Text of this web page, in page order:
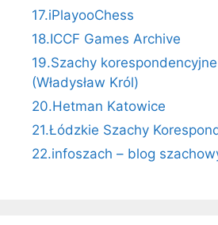
17.iPlayooChess
18.ICCF Games Archive
19.Szachy
(Władysław Król)
20.Hetman Katowice
21.Łódzkie Szachy
22.infoszach – blog